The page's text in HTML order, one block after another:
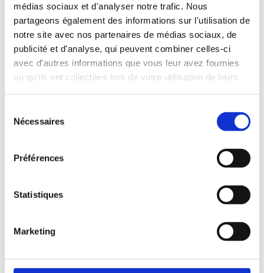
médias sociaux et d'analyser notre trafic. Nous
partageons également des informations sur l'utilisation de
notre site avec nos partenaires de médias sociaux, de
publicité et d'analyse, qui peuvent combiner celles-ci
avec d'autres informations que vous leur avez fournies
ou qu'ils ont collectées lors de votre utilisation de leurs
Nécessaires
Préférences
Statistiques
Marketing
SERVICE RÉACTIF ET À L'ÉCOUTE
demande, prêts à adapter nos stratégies et solutions en
fonction des retours et besoins spécifiques de nos clients,